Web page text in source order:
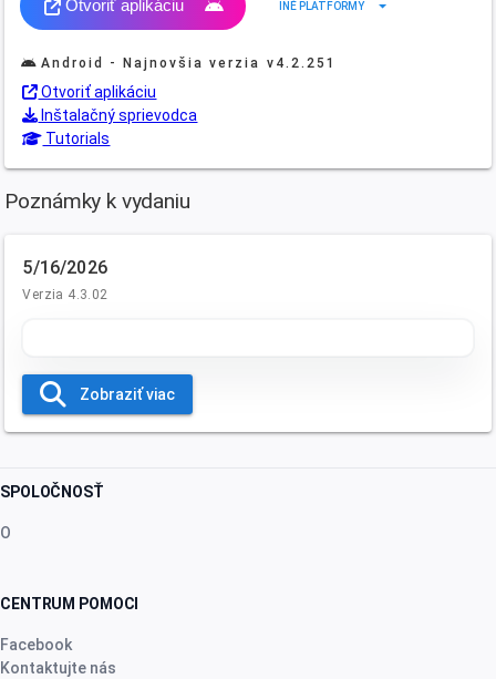
Otvoriť aplikáciu INÉ PLATFORMY arrow_drop_down
Android - Najnovšia verzia v4.2.251
Otvoriť aplikáciu
Inštalačný sprievodca
Tutorials
Poznámky k vydaniu
5/16/2026
Verzia 4.3.02
Zobraziť viac
SPOLOČNOSŤ
O
CENTRUM POMOCI
Facebook
Kontaktujte nás